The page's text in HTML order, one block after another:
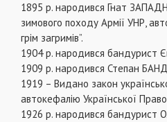
1895 р. народився Гнат
зимового походу Армії УНР,
грім загримів”.
1904 р. народився бандурист
1909 р. народився Степан
1919 – Видано закон
автокефалію Української
1926 р. народився бандурист